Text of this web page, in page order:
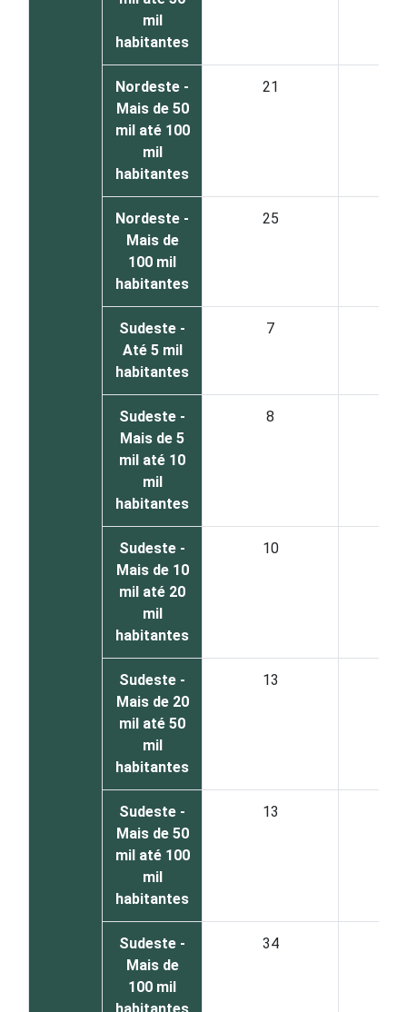
mil
habitantes
Nordeste -
Mais de 50
mil até 100
mil
habitantes
21
Nordeste -
Mais de
100 mil
habitantes
25
Sudeste -
Até 5 mil
habitantes
7
Sudeste -
Mais de 5
mil até 10
mil
habitantes
8
Sudeste -
Mais de 10
mil até 20
mil
habitantes
10
Sudeste -
Mais de 20
mil até 50
mil
habitantes
13
Sudeste -
Mais de 50
mil até 100
mil
habitantes
13
Sudeste -
Mais de
100 mil
34